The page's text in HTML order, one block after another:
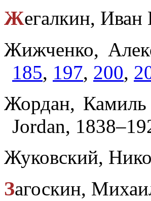
Жегалкин,
Жижченко,
185, 197, 200,
Жордан,
Jordan,
Жуковский,
Загоскин,